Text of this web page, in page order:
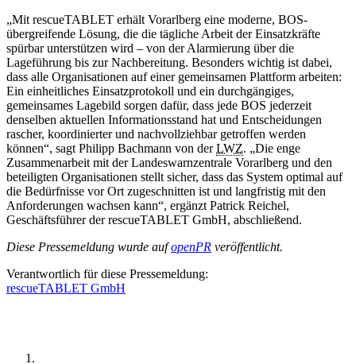
„Mit rescueTABLET erhält Vorarlberg eine moderne, BOS-
übergreifende Lösung, die die tägliche Arbeit der Einsatzkräfte
spürbar unterstützen wird – von der Alarmierung über die
Lageführung bis zur Nachbereitung. Besonders wichtig ist dabei,
dass alle Organisationen auf einer gemeinsamen Plattform arbeiten:
Ein einheitliches Einsatzprotokoll und ein durchgängiges,
gemeinsames Lagebild sorgen dafür, dass jede BOS jederzeit
denselben aktuellen Informationsstand hat und Entscheidungen
rascher, koordinierter und nachvollziehbar getroffen werden
können“, sagt Philipp Bachmann von derLWZ. „Die enge
Zusammenarbeit mit der Landeswarnzentrale Vorarlberg und den
beteiligten Organisationen stellt sicher, dass das System optimal auf
die Bedürfnisse vor Ort zugeschnitten ist und langfristig mit den
Anforderungen wachsen kann“, ergänzt Patrick Reichel,
Geschäftsführer der rescueTABLET GmbH, abschließend.
Diese Pressemeldung wurde aufopenPR veröffentlicht.
Verantwortlich für diese Pressemeldung:
rescueTABLET GmbH